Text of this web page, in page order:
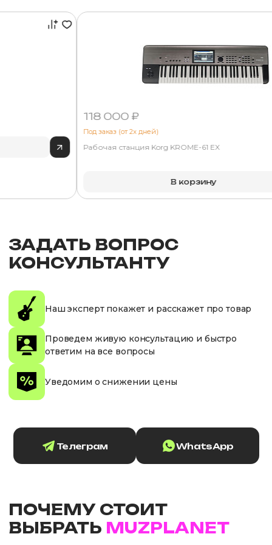
118 000 ₽
Под заказ (от 2х дней)
Рабочая станция Korg KROME-61 EX
В корзину
ЗАДАТЬ ВОПРОС
КОНСУЛЬТАНТУ
Наш эксперт покажет и расскажет про товар
Проведем живую консультацию и быстро
ответим на все вопросы
Уведомим о снижении цены
Телеграм WhatsApp
ПОЧЕМУ СТОИТ
ВЫБРАТЬ MUZPLANET